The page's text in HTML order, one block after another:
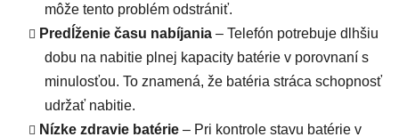
môže tento problém odstrániť.
Predĺženie času nabíjania – Telefón potrebuje dlhšiu
dobu na nabitie plnej kapacity batérie v porovnaní s
minulosťou. To znamená, že batéria stráca schopnosť
udržať nabitie.
Nízke zdravie batérie – Pri kontrole stavu batérie v